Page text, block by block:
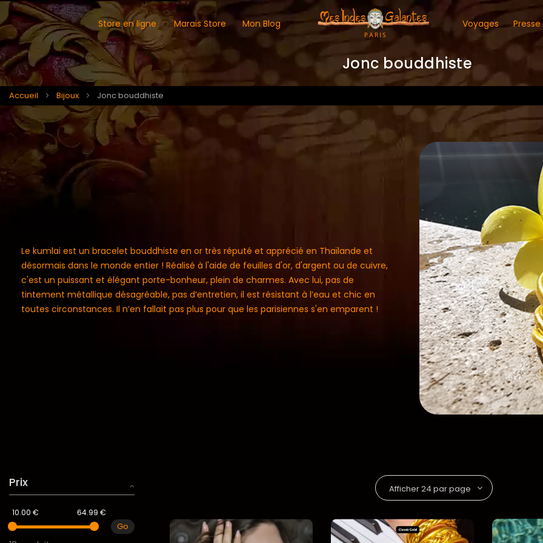
Store en ligne Marais Store Mon Blog Voyages Presse
Jonc bouddhiste
Accueil Bijoux Jonc bouddhiste
Le kumlai est un bracelet bouddhiste en or très réputé et apprécié en Thaïlande et
désormais dans le monde entier ! Réalisé à l'aide de feuilles d'or, d'argent ou de cuivre,
c'est un puissant et élégant porte-bonheur, plein de charmes. Avec lui, pas de
tintement métallique désagréable, pas d’entretien, il est résistant à l’eau et chic en
toutes circonstances. Il n’en fallait pas plus pour que les parisiennes s'en emparent !
Prix
10.00 € 64.99 €
Go